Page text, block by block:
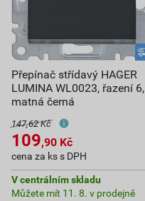
Přepínač střídavý HAGER
LUMINA WL0023, řazení 6,
matná černá
147,62 Kč
109,90 Kč
cena za ks s DPH
V centrálním skladu
Můžete mít 11. 8. v prodejně